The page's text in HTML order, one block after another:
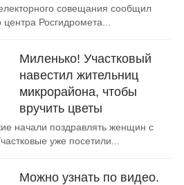
совещания сообщил
Росгидромета...
Миленько! Участковый
навестил жительниц
микрорайона, чтобы
вручить цветы
начали поздравлять женщин с
уже посетили...
Можно узнать по видео.